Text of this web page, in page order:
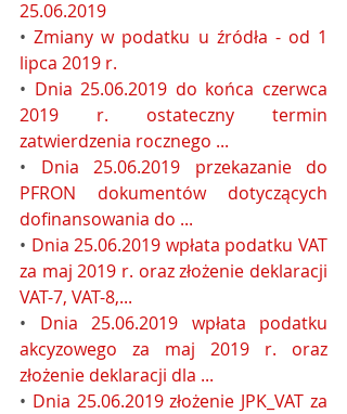
25.06.2019
• Zmiany w podatku u źródła - od 1
lipca 2019 r.
• Dnia 25.06.2019 do końca czerwca
2019 r. ostateczny termin
zatwierdzenia rocznego ...
• Dnia 25.06.2019 przekazanie do
PFRON dokumentów dotyczących
dofinansowania do ...
• Dnia 25.06.2019 wpłata podatku VAT
za maj 2019 r. oraz złożenie deklaracji
VAT-7, VAT-8,...
• Dnia 25.06.2019 wpłata podatku
akcyzowego za maj 2019 r. oraz
złożenie deklaracji dla ...
• Dnia 25.06.2019 złożenie JPK_VAT za